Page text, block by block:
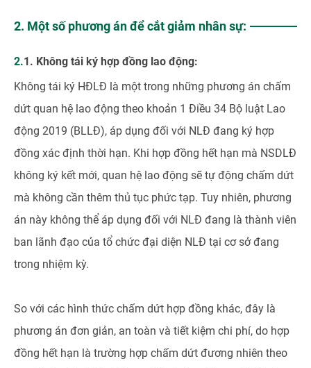
2. Một số phương án để cắt giảm nhân sự:
2.1. Không tái ký hợp đồng lao động:
Không tái ký HĐLĐ là một trong những phương án chấm
dứt quan hệ lao động theo khoản 1 Điều 34 Bộ luật Lao
động 2019 (BLLĐ), áp dụng đối với NLĐ đang ký hợp
đồng xác định thời hạn. Khi hợp đồng hết hạn mà NSDLĐ
không ký kết mới, quan hệ lao động sẽ tự động chấm dứt
mà không cần thêm thủ tục phức tạp. Tuy nhiên, phương
án này không thể áp dụng đối với NLĐ đang là thành viên
ban lãnh đạo của tổ chức đại diện NLĐ tại cơ sở đang
trong nhiệm kỳ.
So với các hình thức chấm dứt hợp đồng khác, đây là
phương án đơn giản, an toàn và tiết kiệm chi phí, do hợp
đồng hết hạn là trường hợp chấm dứt đương nhiên theo